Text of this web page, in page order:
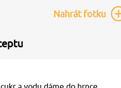
Nahrátfotku